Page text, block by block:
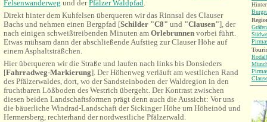
Felsenwanderweg und derPfälzer Waldpfad.
Direkt hinter dem Kuhfelsen überqueren wir das Rinnsal des Clauser
Bachs und nehmen einen Bergpfad [Schilder "C8" und "Clausen"], der
nach einigen schweißtreibenden Minuten am Orlebrunnen vorbei führt.
Etwas mühsam dann der abschließende Aufstieg zur Clauser Höhe auf
einem Asphaltsträßchen.
Hier überqueren wir die Straße und laufen nach links bis Donsieders
[Fahrradweg-Markierung]. Der Höhenweg verläuft am westlichen Rand
des Pfälzerwaldes, dort, wo der Sandsteinboden der Waldregion in den
fruchtbaren Lößboden des Westrich übergeht. Der Kontrast zwischen
diesen beiden Landschaftsformen prägt denn auch die Aussicht: Vor uns
die bäuerliche Windrad-Landschaft der Sickinger Höhe um Höheinöd und
Hermersberg, rechterhand der nordwestliche Pfälzerwald.